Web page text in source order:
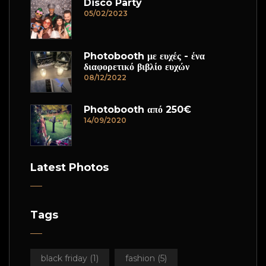
Disco Party
05/02/2023
Photobooth με ευχές - ένα
διαφορετικό βιβλίο ευχών
08/12/2022
Photobooth από 250€
14/09/2020
Latest Photos
Tags
black friday (1) fashion (5)